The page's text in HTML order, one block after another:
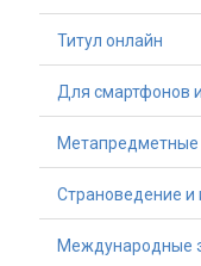
Титул онлайн
Для смартфонов
Метапредметные
Страноведение и
Международные